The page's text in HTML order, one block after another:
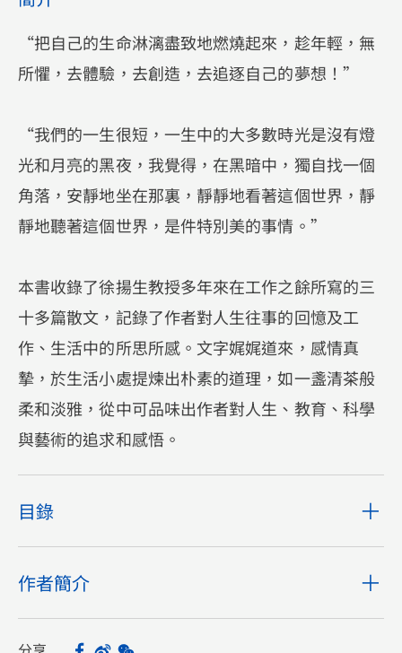
“把自己的生命淋漓盡致地燃燒起來，趁年輕，無
所懼，去體驗，去創造，去追逐自己的夢想！”
“我們的一生很短，一生中的大多數時光是沒有燈
光和月亮的黑夜，我覺得，在黑暗中，獨自找一個
角落，安靜地坐在那裏，靜靜地看著這個世界，靜
靜地聽著這個世界，是件特別美的事情。”
本書收錄了徐揚生教授多年來在工作之餘所寫的三
十多篇散文，記錄了作者對人生往事的回憶及工
作、生活中的所思所感。文字娓娓道來，感情真
摯，於生活小處提煉出朴素的道理，如一盞清茶般
柔和淡雅，從中可品味出作者對人生、教育、科學
與藝術的追求和感悟。
目錄
作者簡介